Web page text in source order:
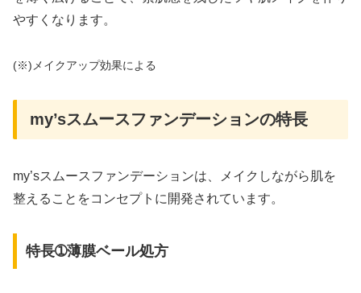
やすくなります。
(※)メイクアップ効果による
my’sスムースファンデーションの特長
my’sスムースファンデーションは、メイクしながら肌を
整えることをコンセプトに開発されています。
特長➀薄膜ベール処方